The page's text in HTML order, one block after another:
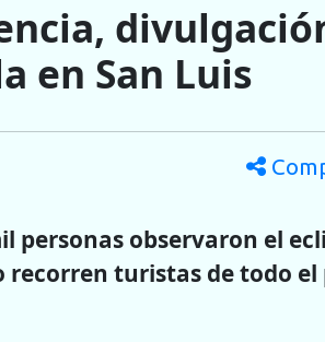
en San Luis
personas observaron el
recorren turistas de todo el